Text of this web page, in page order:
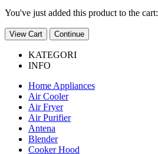
You've just added this product to the cart:
View Cart Continue
KATEGORI
INFO
Home Appliances
Air Cooler
Air Fryer
Air Purifier
Antena
Blender
Cooker Hood